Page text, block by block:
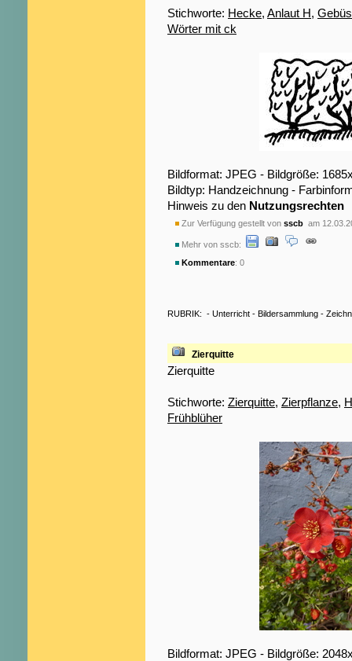
Stichworte: Hecke, Anlaut H,
Wörter mit ck
Bildformat: JPEG - Bildgröße:
Bildtyp: Handzeichnung -
Hinweis zu den Nutzungsrechten
Zur Verfügung gestellt von sscb am
Mehr von sscb:
Kommentare: 0
RUBRIK: - Unterricht - Bildersammlung -
Zierquitte
Zierquitte
Stichworte: Zierquitte, Zierpflanze,
Frühblüher
Bildformat: JPEG - Bildgröße: